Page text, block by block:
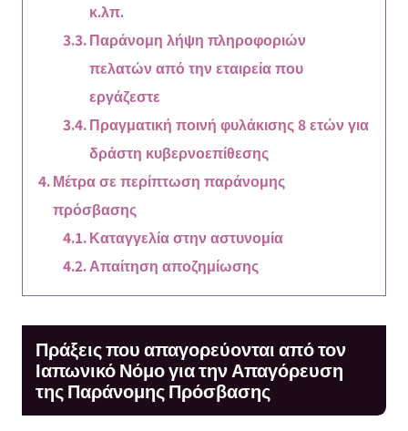
κ.λπ.
Παράνομη λήψη πληροφοριών
πελατών από την εταιρεία που
εργάζεστε
Πραγματική ποινή φυλάκισης 8 ετών για
δράστη κυβερνοεπίθεσης
Μέτρα σε περίπτωση παράνομης
πρόσβασης
Καταγγελία στην αστυνομία
Απαίτηση αποζημίωσης
Πράξεις που απαγορεύονται από τον
Ιαπωνικό Νόμο για την Απαγόρευση
της Παράνομης Πρόσβασης